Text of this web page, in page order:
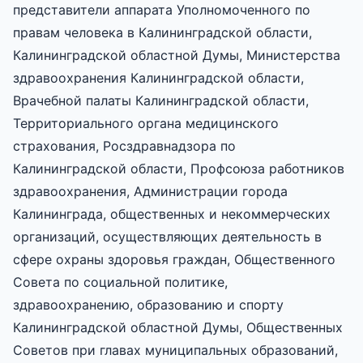
представители аппарата Уполномоченного по
правам человека в Калининградской области,
Калининградской областной Думы, Министерства
здравоохранения Калининградской области,
Врачебной палаты Калининградской области,
Территориального органа медицинского
страхования, Росздравнадзора по
Калининградской области, Профсоюза работников
здравоохранения, Администрации города
Калининграда, общественных и некоммерческих
организаций, осуществляющих деятельность в
сфере охраны здоровья граждан, Общественного
Совета по социальной политике,
здравоохранению, образованию и спорту
Калининградской областной Думы, Общественных
Советов при главах муниципальных образований,